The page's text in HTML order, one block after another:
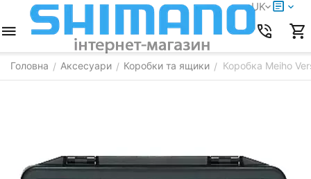
UK
Головна / Аксесуари / Коробки та ящики / Коробка Meiho